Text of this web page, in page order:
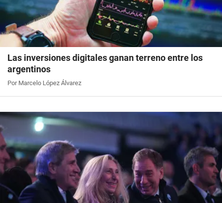
Las inversiones digitales ganan terreno entre los
argentinos
Por Marcelo López Álvarez